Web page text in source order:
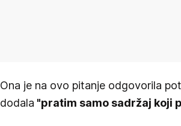
Ona je na ovo pitanje odgovorila
dodala "pratim samo sadržaj koji